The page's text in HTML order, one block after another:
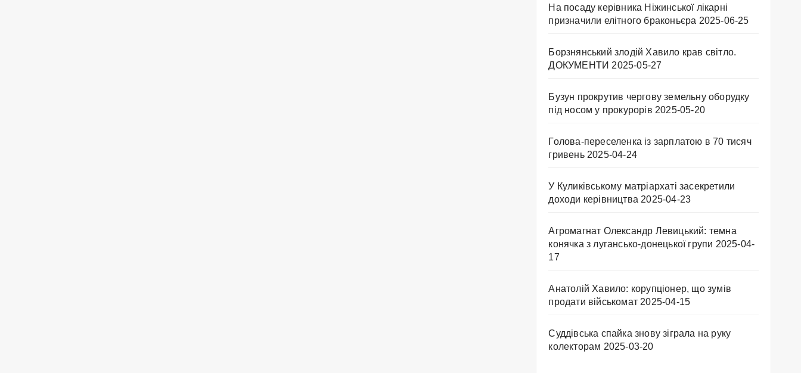
На посаду керівника Ніжинської лікарні
призначили елітного браконьєра 2025-06-25
Борзнянський злодій Хавило крав світло.
ДОКУМЕНТИ 2025-05-27
Бузун прокрутив чергову земельну оборудку
під носом у прокурорів 2025-05-20
Голова-переселенка із зарплатою в 70 тисяч
гривень 2025-04-24
У Куликівському матріархаті засекретили
доходи керівництва 2025-04-23
Агромагнат Олександр Левицький: темна
конячка з лугансько-донецької групи 2025-04-
17
Анатолій Хавило: корупціонер, що зумів
продати військомат 2025-04-15
Суддівська спайка знову зіграла на руку
колекторам 2025-03-20